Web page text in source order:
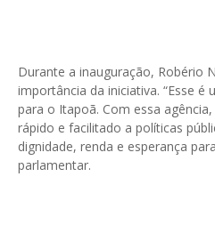
Durante a inauguração, Robério
importância da iniciativa. “Esse
para o Itapoã. Com essa
rápido e facilitado a políticas
dignidade, renda e esperança
parlamentar.